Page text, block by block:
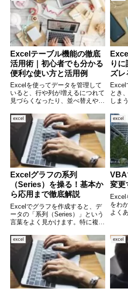
Excelテーブル機能の徹底
活用術｜初心者でも分かる
便利な使い方と活用例
Excelを使ってデータを管理して
いると、行や列が増えるにつれて
見づらくなったり、並べ替えやフ
とはありませんか？そんなときに
活躍するのが「テーブル機能」で
す。テーブルはただの表とは違
い、見やすく、編集しやすく、
り
ズレ
しく
Excel
とき
しま
りま
ペー
では
れて
excel
Excelグラフの系列
（Series）を操る！基本か
ら応用まで徹底解説
Excelでグラフを作成すると、デ
ータの「系列（Series）」という
言葉をよく見かけます。特に複数
れ線グラフでは、Series（系列）
の設定が正しくできていないと、
グラフが意図通りに表示されませ
ん。この記事で
excel
VBA
変更
Excel
をわ
よく
時間
のが
Appl
excel excel